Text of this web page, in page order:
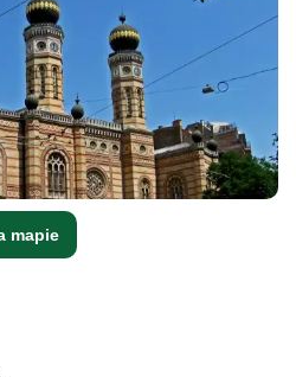
mapie